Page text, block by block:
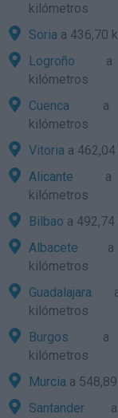
kilómetros
Soria a 436,70
Logroño a
kilómetros
Cuenca a
kilómetros
Vitoria a
Alicante a
kilómetros
Bilbao a
Albacete a
kilómetros
Guadalajara a
kilómetros
Burgos a
kilómetros
Murcia a
Santander a